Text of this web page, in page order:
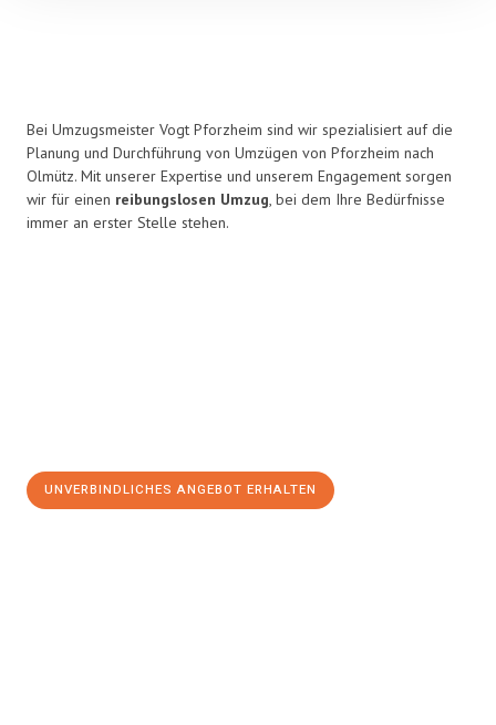
Bei Umzugsmeister Vogt Pforzheim sind wir spezialisiert auf die
Planung und Durchführung von Umzügen von Pforzheim nach
Olmütz. Mit unserer Expertise und unserem Engagement sorgen
wir für einen reibungslosen Umzug, bei dem Ihre Bedürfnisse
immer an erster Stelle stehen.
UNVERBINDLICHES ANGEBOT ERHALTEN